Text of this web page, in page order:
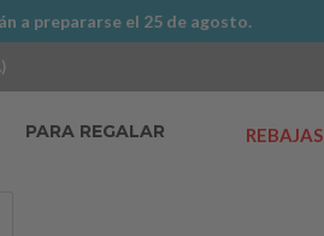
a prepararse el 25 de agosto.
PARA REGALAR REBAJAS